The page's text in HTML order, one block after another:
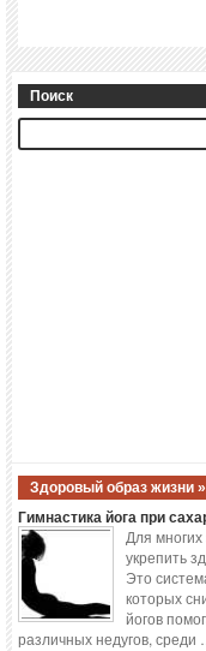
Поиск
Здоровый образ жизни »
Гимнастика йога при
Для
укрепить
Это
которых
йогов
различных недугов, среди …